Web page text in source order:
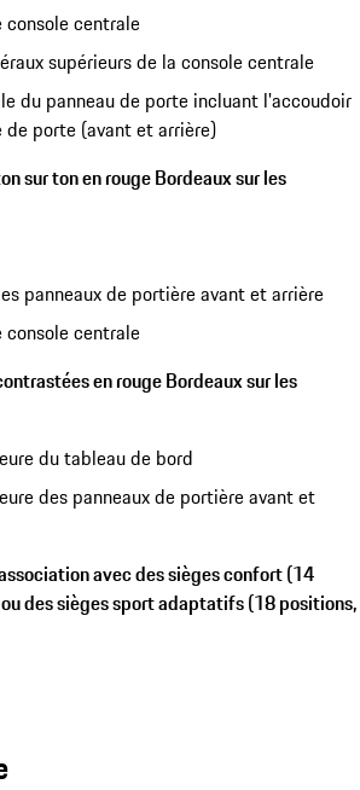
console centrale
supérieurs de la console centrale
du panneau de porte incluant l'accoudoir
porte (avant et arrière)
sur ton en rouge Bordeaux sur les
panneaux de portière avant et arrière
console centrale
en rouge Bordeaux sur les
du tableau de bord
des panneaux de portière avant et
avec des sièges confort (14
des sièges sport adaptatifs (18 positions,